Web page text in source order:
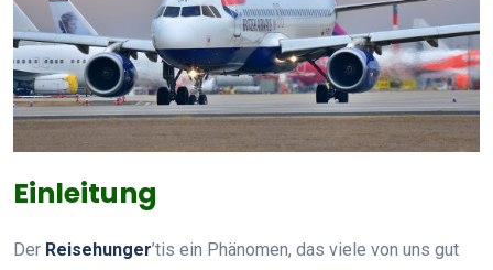
Einleitung
Der Reisehunger’tis ein Phänomen, das viele von uns gut